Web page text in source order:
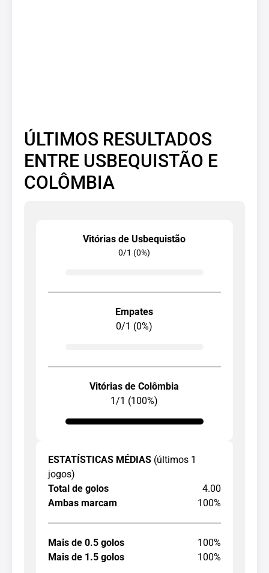
ÚLTIMOS RESULTADOS
ENTRE USBEQUISTÃO E
COLÔMBIA
Vitórias de Usbequistão
0/1 (0%)
Empates
0/1 (0%)
Vitórias de Colômbia
1/1 (100%)
ESTATÍSTICAS MÉDIAS (últimos 1
jogos)
Total de golos
4.00
Ambas marcam
100%
Mais de 0.5 golos
100%
Mais de 1.5 golos
100%